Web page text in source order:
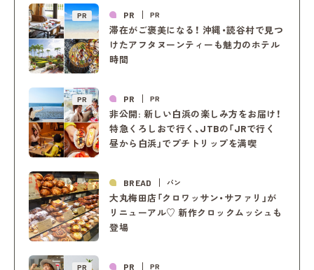
PR PR PR
滞在がご褒美になる！ 沖縄・読谷村で見つ
けたアフタヌーンティーも魅力のホテル
時間
PR PR PR
非公開: 新しい白浜の楽しみ方をお届け！
特急くろしおで行く、JTBの「JRで行く
昼から白浜」でプチトリップを満喫
BREAD パン
大丸梅田店「クロワッサン・サファリ」が
リニューアル♡ 新作クロックムッシュも
登場
PR PR PR